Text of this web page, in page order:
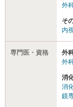
外
そ
内
専門医・資格
外
外
消
消
鏡